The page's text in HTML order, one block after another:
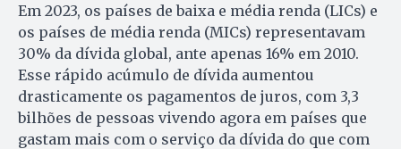
Em 2023, os países de baixa e média renda (LICs) e
os países de média renda (MICs) representavam
30% da dívida global, ante apenas 16% em 2010.
Esse rápido acúmulo de dívida aumentou
drasticamente os pagamentos de juros, com 3,3
bilhões de pessoas vivendo agora em países que
gastam mais com o serviço da dívida do que com